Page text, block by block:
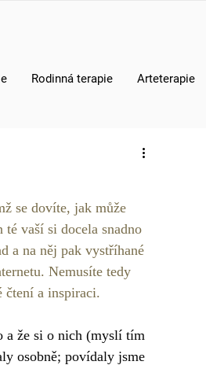
Rodinná terapie Arteterapie
se dovíte, jak může
vaší si docela snadno
a na něj pak vystříhané
Nemusíte tedy
čtení a inspiraci.
a že si o nich (myslí tím
osobně; povídaly jsme